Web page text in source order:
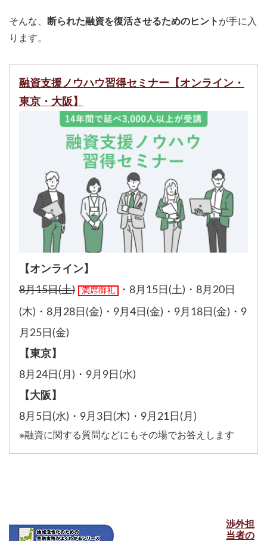
そんな、 断られた融資を復活させるためのヒント が手に入
ります。
融資支援ノウハウ習得セミナー【オンライン・
東京・大阪】
【オンライン】
8月15日(土) 満席御礼 ・ 8月15日(土) ・ 8月20日
(木) ・ 8月28日(金) ・ 9月4日(金) ・ 9月18日(金) ・ 9
月25日(金)
【東京】
8月24日(月) ・ 9月9日(水)
【大阪】
8月5日(水) ・ 9月3日(木) ・ 9月21日(月)
※融資に関する質問などにもその場でお答えします
渉外担
当者の